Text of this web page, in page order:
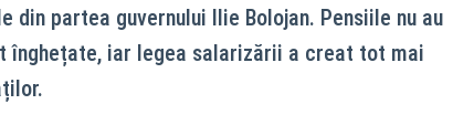
din partea guvernului Ilie Bolojan. Pensiile nu au
înghețate, iar legea salarizării a creat tot mai